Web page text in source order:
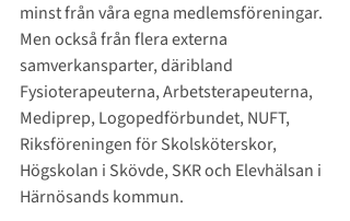
minst från våra egna medlemsföreningar.
Men också från flera externa
samverkansparter, däribland
Fysioterapeuterna, Arbetsterapeuterna,
Mediprep, Logopedförbundet, NUFT,
Riksföreningen för Skolsköterskor,
Högskolan i Skövde, SKR och Elevhälsan i
Härnösands kommun.